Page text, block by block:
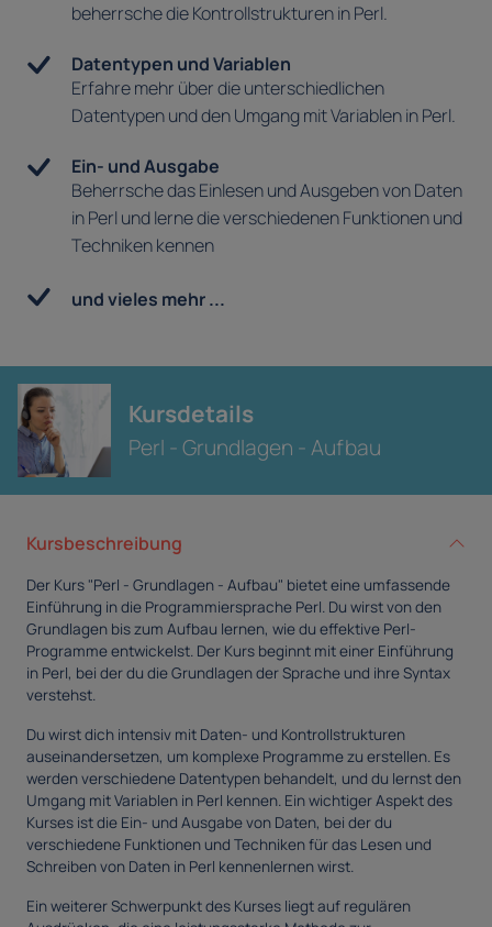
beherrsche die Kontrollstrukturen in Perl.
Datentypen und Variablen
Erfahre mehr über die unterschiedlichen
Datentypen und den Umgang mit Variablen in Perl.
Ein- und Ausgabe
Beherrsche das Einlesen und Ausgeben von Daten
in Perl und lerne die verschiedenen Funktionen und
Techniken kennen
und vieles mehr ...
Kursdetails
Perl - Grundlagen - Aufbau
Kursbeschreibung
Der Kurs "Perl - Grundlagen - Aufbau" bietet eine umfassende
Einführung in die Programmiersprache Perl. Du wirst von den
Grundlagen bis zum Aufbau lernen, wie du effektive Perl-
Programme entwickelst. Der Kurs beginnt mit einer Einführung
in Perl, bei der du die Grundlagen der Sprache und ihre Syntax
verstehst.
Du wirst dich intensiv mit Daten- und Kontrollstrukturen
auseinandersetzen, um komplexe Programme zu erstellen. Es
werden verschiedene Datentypen behandelt, und du lernst den
Umgang mit Variablen in Perl kennen. Ein wichtiger Aspekt des
Kurses ist die Ein- und Ausgabe von Daten, bei der du
verschiedene Funktionen und Techniken für das Lesen und
Schreiben von Daten in Perl kennenlernen wirst.
Ein weiterer Schwerpunkt des Kurses liegt auf regulären